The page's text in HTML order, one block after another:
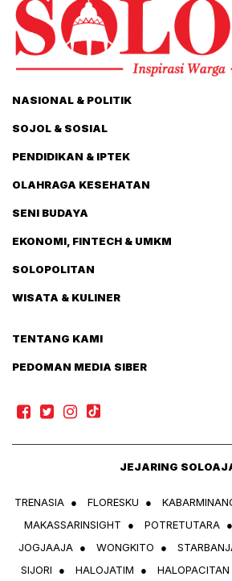
NASIONAL & POLITIK
SOJOL & SOSIAL
PENDIDIKAN & IPTEK
OLAHRAGA KESEHATAN
SENI BUDAYA
EKONOMI, FINTECH & UMKM
SOLOPOLITAN
WISATA & KULINER
TENTANG KAMI
PEDOMAN MEDIA SIBER
JEJARING
TRENASIA ● FLORESKU ●
MAKASSARINSIGHT
● POTRETUTARA ●
JOGJAAJA ● WONGKITO ●
SIJORI
● HALOJATIM ● HALOPACITAN